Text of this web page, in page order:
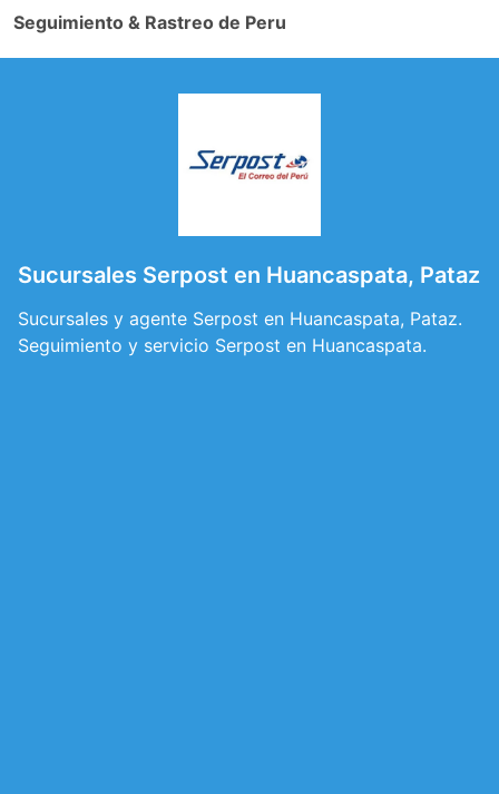
Seguimiento & Rastreo de Peru
Sucursales Serpost en Huancaspata, Pataz
Sucursales y agente Serpost en Huancaspata, Pataz.
Seguimiento y servicio Serpost en Huancaspata.